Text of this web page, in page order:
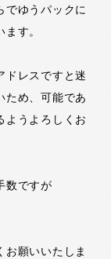
でゆうパックに
す。
ドレスですと迷
ため、可能であ
ようよろしくお
数ですが
お願いいたしま